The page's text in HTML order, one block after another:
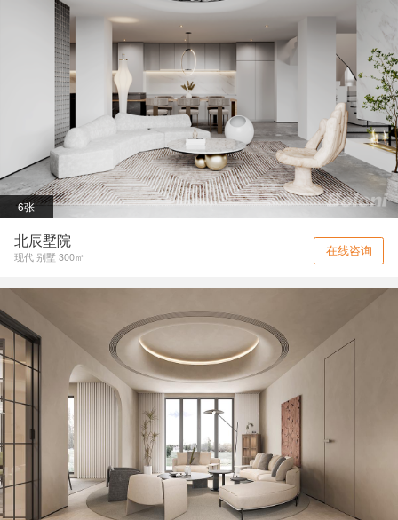
6张
北辰墅院
现代 别墅 300㎡ 在线咨询